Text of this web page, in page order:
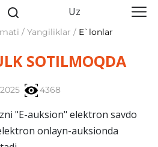
Uz
/ Yangiliklar / E`lonlar
SOTILMOQDA
4368
"E-auksion" elektron savdo
onlayn-auksionda